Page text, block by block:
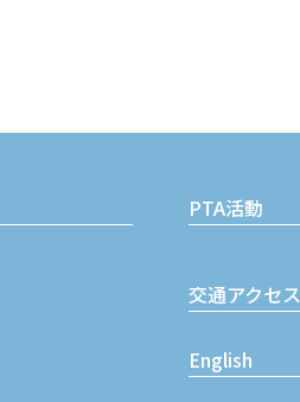
PTA活動
交通アクセス
English